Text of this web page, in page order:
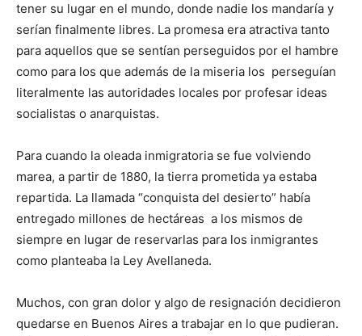
tener su lugar en el mundo, donde nadie los mandaría y
serían finalmente libres. La promesa era atractiva tanto
para aquellos que se sentían perseguidos por el hambre
como para los que además de la miseria los perseguían
literalmente las autoridades locales por profesar ideas
socialistas o anarquistas.
Para cuando la oleada inmigratoria se fue volviendo
marea, a partir de 1880, la tierra prometida ya estaba
repartida. La llamada “conquista del desierto” había
entregado millones de hectáreas a los mismos de
siempre en lugar de reservarlas para los inmigrantes
como planteaba la Ley Avellaneda.
Muchos, con gran dolor y algo de resignación decidieron
quedarse en Buenos Aires a trabajar en lo que pudieran.